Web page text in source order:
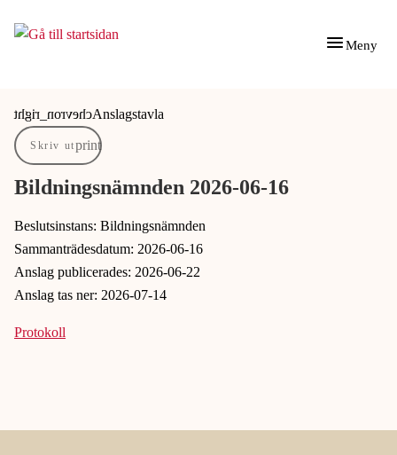
Gå till innehåll
Gå till huvudmeny
Meny
Du är här: Anslagstavla
Skriv ut
Bildningsnämnden 2026-06-16
Beslutsinstans: Bildningsnämnden
Sammanträdesdatum: 2026-06-16
Anslag publicerades: 2026-06-22
Anslag tas ner: 2026-07-14
Protokoll